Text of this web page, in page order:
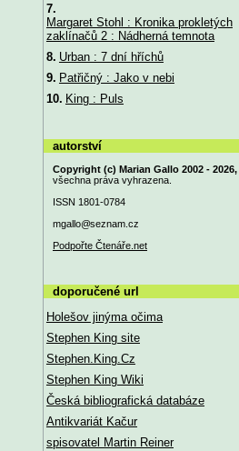
7.
Margaret Stohl : Kronika prokletých
zaklínačů 2 : Nádherná temnota
8. Urban : 7 dní hříchů
9. Patřičný : Jako v nebi
10. King : Puls
autorství
Copyright (c) Marian Gallo 2002 - 2026,
všechna práva vyhrazena.
ISSN 1801-0784
mgallo@seznam.cz
Podpořte Čtenáře.net
doporučené url
Holešov jinýma očima
Stephen King site
Stephen.King.Cz
Stephen King Wiki
Česká bibliografická databáze
Antikvariát Kačur
spisovatel Martin Reiner